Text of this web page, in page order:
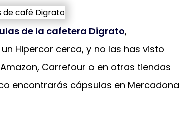
de la cafetera Digrato,
Hipercor cerca, y no las has visto
Carrefour o en otras tiendas
encontrarás cápsulas en Mercadona